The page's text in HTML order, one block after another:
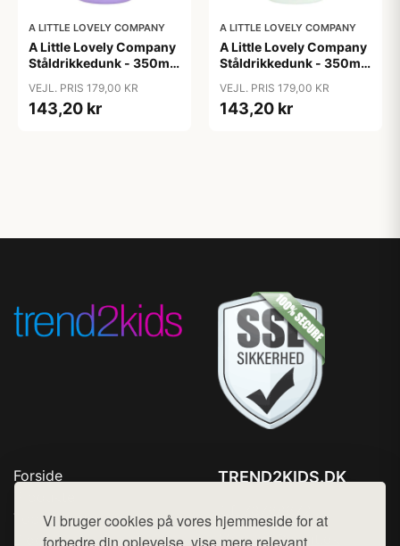
Vi bruger cookies på vores hjemmeside for at
A LITTLE LOVELY COMPANY
A Little Lovely Company
Ståldrikkedunk - 350ml
VEJL. PRIS 179,00 KR
143,20 kr
A LITTLE LOVELY COMPANY
A Little Lovely Company
Ståldrikkedunk - 350ml
VEJL. PRIS 179,00 KR
143,20 kr
Forside
Top Rabatter
Blog
TREND2KIDS.DK
Mail: hej@want.dk